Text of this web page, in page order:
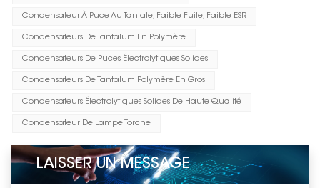
Condensateur À Puce Au Tantale, Faible Fuite, Faible ESR
Condensateurs De Tantalum En Polymère
Condensateurs De Puces Électrolytiques Solides
Condensateurs De Tantalum Polymère En Gros
Condensateurs Électrolytiques Solides De Haute Qualité
Condensateur De Lampe Torche
LAISSER UN MESSAGE